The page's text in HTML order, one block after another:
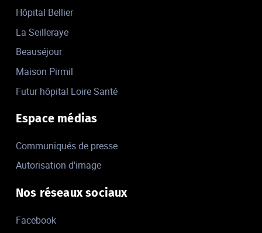
Hôpital Bellier
La Seilleraye
Beauséjour
Maison Pirmil
Futur hôpital Loire Santé
Espace médias
Communiqués de presse
Autorisation d'image
Nos réseaux sociaux
Facebook